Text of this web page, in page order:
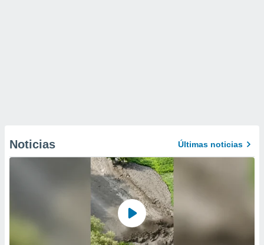
Noticias Últimas noticias